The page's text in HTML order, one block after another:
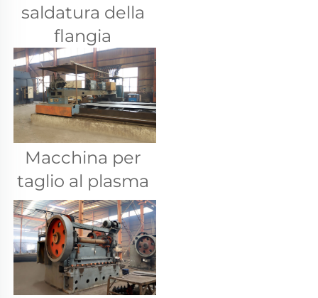
saldatura della
flangia
Macchina per
taglio al plasma